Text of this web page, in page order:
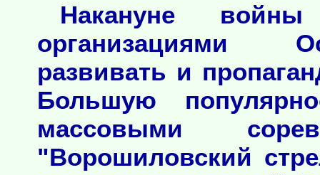
Накануне
организациями
развивать и
Большую
массовыми
"Ворошиловский